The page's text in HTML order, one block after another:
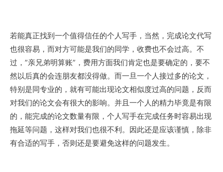
若能真正找到一个值得信任的个人写手，当然，完成论文代写
也很容易，而对方可能是我们的同学，收费也不会过高。不
过，”亲兄弟明算账”，费用方面我们肯定也是要确定的，要不
然以后真的会连朋友都没得做。而一旦一个人接过多的论文，
特别是同专业的，就有可能出现论文相似度过高的问题，反而
对我们的论文会有很大的影响。并且一个人的精力毕竟是有限
的，能完成的论文数量有限，个人写手在完成任务时容易出现
拖延等问题，这样对我们也很不利。因此还是应该谨慎，除非
有合适的写手，否则还是要避免这样的问题发生。